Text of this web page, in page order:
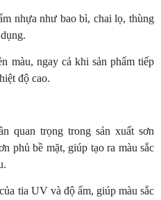
nhựa như bao bì, chai lọ, thùng
màu, ngay cả khi sản phẩm tiếp
độ cao.
quan trọng trong sản xuất sơn
phủ bề mặt, giúp tạo ra màu sắc
tia UV và độ ẩm, giúp màu sắc